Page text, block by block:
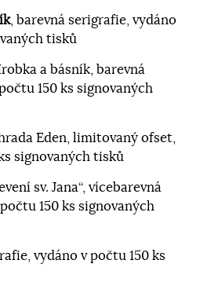
, barevná serigrafie, vydáno
tisků
a básník, barevná
150 ks signovaných
Eden, limitovaný ofset,
signovaných tisků
sv. Jana“, vícebarevná
150 ks signovaných
vydáno v počtu 150 ks